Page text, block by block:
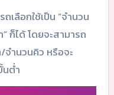
เลือกใช้เป็น “จำนวน
ก็ได้ โดยจะสามารถ
จำนวนคิว หรือจะ
นต่ำ